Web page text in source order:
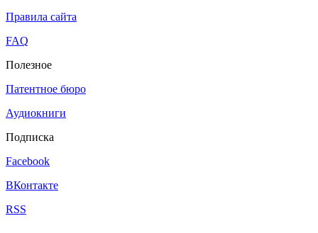
Правила сайта
FAQ
Полезное
Патентное бюро
Аудиокниги
Подписка
Facebook
ВКонтакте
RSS